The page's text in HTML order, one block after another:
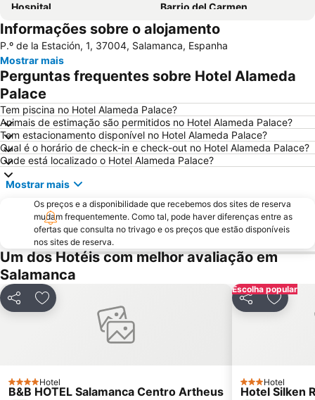
Hospital
Barrio del Carmen
Casa Lis
Puente Romano
Tejares
Virgen de la Vega
Chinchibarra
Parque de San Francisco
Universidad Pontificia de Salamanca
Catedral Velha de Salamanca
La Vega
Universidad
Blanco
Helmántico Stadium
Salamanca Airport
Salesas
Carmelitas - Oeste
Rúa Mayor
Ieronimus
Pizarrales
San José
Montalvo
Informações sobre o alojamento
P.º de la Estación, 1, 37004, Salamanca, Espanha
Mostrar mais
Perguntas frequentes sobre Hotel Alameda
Palace
Tem piscina no Hotel Alameda Palace?
Animais de estimação são permitidos no Hotel Alameda Palace?
Tem estacionamento disponível no Hotel Alameda Palace?
Qual é o horário de check-in e check-out no Hotel Alameda Palace?
Onde está localizado o Hotel Alameda Palace?
Mostrar mais
Os preços e a disponibilidade que recebemos dos sites de reserva
mudam frequentemente. Como tal, pode haver diferenças entre as
ofertas que consulta no trivago e os preços que estão disponíveis
nos sites de reserva.
Um dos Hotéis com melhor avaliação em
Salamanca
PartilharAdicionar aos favoritos
4 Estrelas
Hotel
B&B HOTEL Salamanca Centro Artheus
Escolha popular
Partilhar
3 Estrelas
Hotel
Hotel Silken